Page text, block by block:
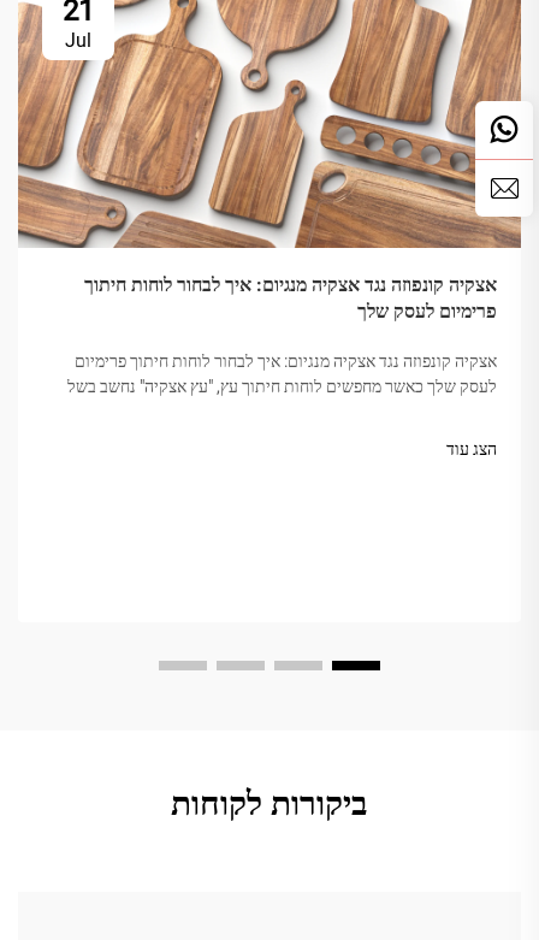
21
Jul
אצקיה קונפוזה נגד אצקיה מנגיום: איך לבחור לוחות חיתוך
פרימיום לעסק שלך
אצקיה קונפוזה נגד אצקיה מנגיום: איך לבחור לוחות חיתוך פרימיום
לעסק שלך כאשר מחפשים לוחות חיתוך עץ, "עץ אצקיה" נחשב בשל
הצג עוד
ביקורות לקוחות